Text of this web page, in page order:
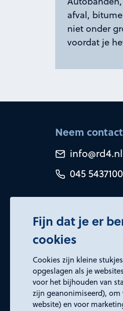
Fijn dat je er
cookies
Cookies zijn kleine
opgeslagen als je
voor het bijhouden van
zijn geanonimiseerd), om
website) en voor
afval,
niet onder
voordat je
Neem
info@rd4.nl
045 5437100
Certificeringen